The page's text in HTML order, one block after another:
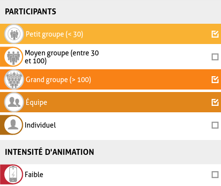
PARTICIPANTS
Petit groupe (< 30)
Moyen groupe (entre 30
et 100)
Grand groupe (> 100)
Équipe
Individuel
INTENSITÉ D'ANIMATION
Faible